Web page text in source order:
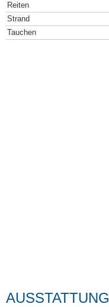
Reiten
Strand
Tauchen
AUSSTATTUNG